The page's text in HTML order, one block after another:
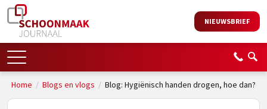
NIEUWSBRIEF
Home / Blogs en vlogs / Blog: Hygiënisch handen drogen, hoe dan?